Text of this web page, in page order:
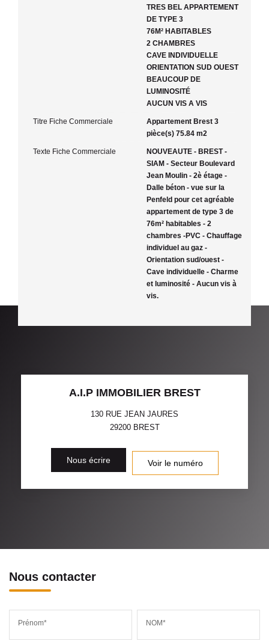
TRES BEL APPARTEMENT
DE TYPE 3
76M² HABITABLES
2 CHAMBRES
CAVE INDIVIDUELLE
ORIENTATION SUD OUEST
BEAUCOUP DE
LUMINOSITÉ
AUCUN VIS A VIS
Titre Fiche Commerciale
Appartement Brest 3
pièce(s) 75.84 m2
Texte Fiche Commerciale
NOUVEAUTE - BREST -
SIAM - Secteur Boulevard
Jean Moulin - 2è étage -
Dalle béton - vue sur la
Penfeld pour cet agréable
appartement de type 3 de
76m² habitables - 2
chambres -PVC - Chauffage
individuel au gaz -
Orientation sud/ouest -
Cave individuelle - Charme
et luminosité - Aucun vis à
vis.
A.I.P IMMOBILIER BREST
130 RUE JEAN JAURES
29200 BREST
Nous écrire Voir le numéro
Nous contacter
Prénom* NOM*